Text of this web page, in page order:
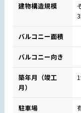
建物構造規模
バルコニー面積
バルコニー向き
築年月（竣工
月）
駐車場